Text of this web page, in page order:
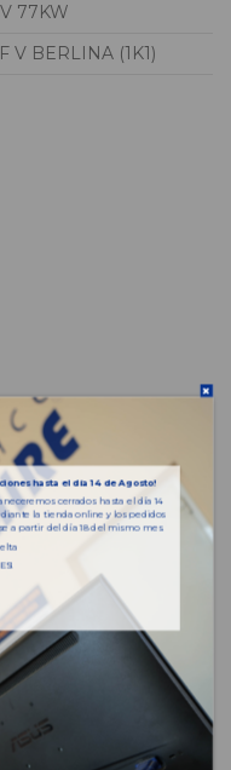
77KW
V BERLINA (1K1)
hasta el día 14 de Agosto!
cerrados hasta el día 14
la tienda online y los pedidos
a partir del día 18 del mismo mes.